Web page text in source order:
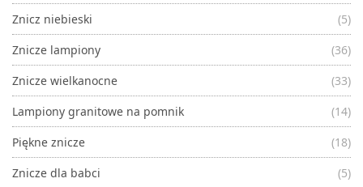
Znicz niebieski
(5)
Znicze lampiony
(36)
Znicze wielkanocne
(33)
Lampiony granitowe na pomnik
(14)
Piękne znicze
(18)
Znicze dla babci
(5)